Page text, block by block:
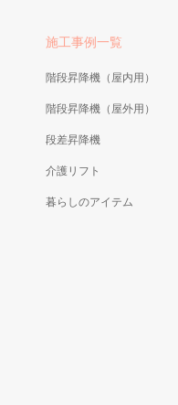
施工事例一覧
階段昇降機（屋内用）
階段昇降機（屋外用）
段差昇降機
介護リフト
暮らしのアイテム